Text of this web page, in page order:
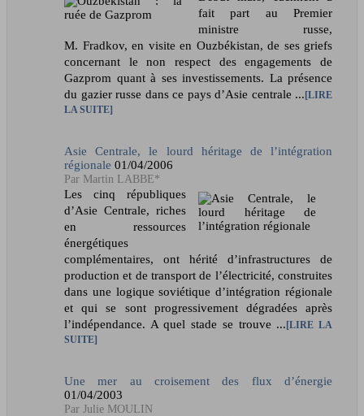
fait part au Premier
ministre russe,
M. Fradkov, en visite en Ouzbékistan, de ses griefs
concernant le non respect des engagements de
Gazprom quant à ses investissements. La présence
du gazier russe dans ce pays d’Asie centrale ... LIRE
LA SUITE
Asie Centrale, le lourd héritage de l’intégration
régionale 01/04/2006
Martin LABBE*
Les cinq républiques
d’Asie Centrale, riches
en ressources
énergétiques
complémentaires, ont hérité d’infrastructures de
production et de transport de l’électricité, construites
dans une logique soviétique d’intégration régionale
et qui se sont progressivement dégradées après
l’indépendance. A quel stade se trouve ... LIRE LA
SUITE
Une mer au croisement des flux d’énergie
01/04/2003
Julie MOULIN